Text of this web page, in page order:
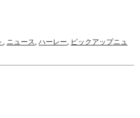
, ニュース, ハーレー, ピックアップニュ